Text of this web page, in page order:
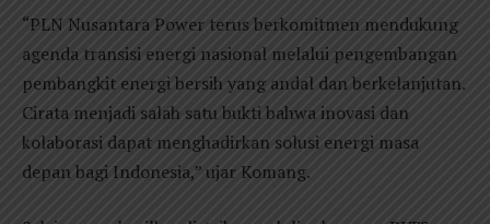
“PLN Nusantara Power terus berkomitmen mendukung
agenda transisi energi nasional melalui pengembangan
pembangkit energi bersih yang andal dan berkelanjutan.
Cirata menjadi salah satu bukti bahwa inovasi dan
kolaborasi dapat menghadirkan solusi energi masa
depan bagi Indonesia,” ujar Komang.